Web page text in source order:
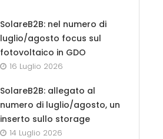
SolareB2B: nel numero di
luglio/agosto focus sul
fotovoltaico in GDO
16 Luglio 2026
SolareB2B: allegato al
numero di luglio/agosto, un
inserto sullo storage
14 Luglio 2026